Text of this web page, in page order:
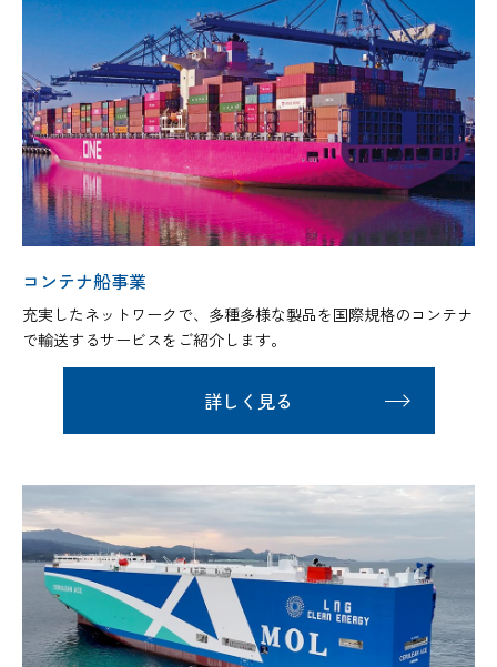
コンテナ船事業
充実したネットワークで、多種多様な製品を国際規格のコンテナ
で輸送するサービスをご紹介します。
詳しく見る